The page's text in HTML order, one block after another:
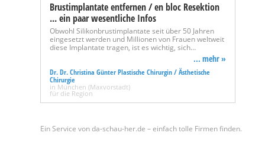
Brustimplantate entfernen / en bloc Resektion
... ein paar wesentliche Infos
Obwohl Silikonbrustimplantate seit über 50 Jahren
eingesetzt werden und Millionen von Frauen weltweit
diese Implantate tragen, ist es wichtig, sich…
... mehr »
Dr. Dr. Christina Günter Plastische Chirurgin / Ästhetische
Chirurgie
in München (Maxvorstadt)
für die Region
Ein Service von da-schau-her.de – einfach tolle Firmen finden.